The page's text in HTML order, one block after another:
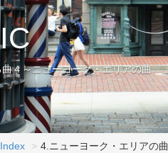
４～ニューヨーク・エリアの曲
4.ニューヨーク・エリアの曲